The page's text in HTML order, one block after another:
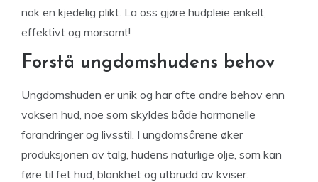
nok en kjedelig plikt. La oss gjøre hudpleie enkelt,
effektivt og morsomt!
Forstå ungdomshudens behov
Ungdomshuden er unik og har ofte andre behov enn
voksen hud, noe som skyldes både hormonelle
forandringer og livsstil. I ungdomsårene øker
produksjonen av talg, hudens naturlige olje, som kan
føre til fet hud, blankhet og utbrudd av kviser.